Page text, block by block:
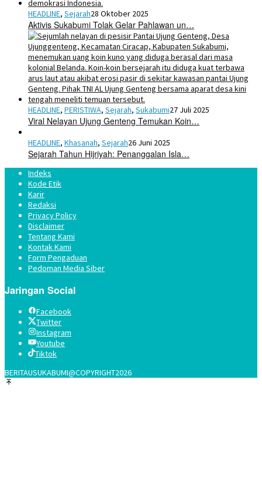
HEADLINE, Sejarah28 Oktober 2025
Aktivis Sukabumi Tolak Gelar Pahlawan un…
HEADLINE, PERISTIWA, Sejarah, Sukabumi27 Juli 2025
Viral Nelayan Ujung Genteng Temukan Koin…
HEADLINE, Khasanah, Sejarah26 Juni 2025
Sejarah Tahun Hijriyah: Penanggalan Isla…
Indeks
Kode Etik
Karir
Redaksi
Privacy Policy
Disclaimer
Tentang Kami
Kontak Kami
Form Pengaduan
Pedoman Media Siber
Jaringan Social
Facebook
Twitter
Instagram
Youtube
Tiktok
BERITAUSUKABUMI@COPYRIGHT2026